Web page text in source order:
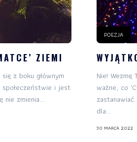
ZIEMI
z boku głównym
i jest
zmienia....
POEZJA
Nie! Wezmę
ważne, co
dla...
30 MARCA 2022